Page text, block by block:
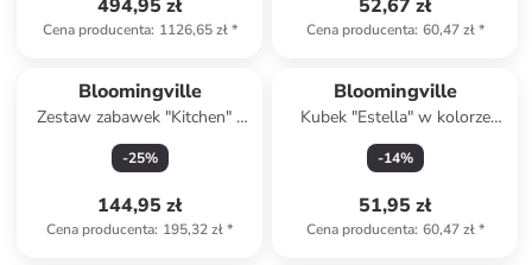
494,95 zł
Cena producenta: 1126,65 zł*
52,67 zł
Cena producenta: 60,47 zł*
Bloomingville
Zestaw zabawek "Kitchen" -
2+
-25%
144,95 zł
Cena producenta: 195,32 zł*
Bloomingville
Kubek "Estella" w kolorze
błękitnym - 350 ml
-14%
51,95 zł
Cena producenta: 60,47 zł*